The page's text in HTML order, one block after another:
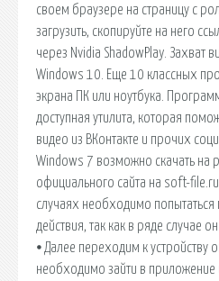
своем браузере на страницу с
загрузить, скопируйте на него
через Nvidia ShadowPlay. Захват
Windows 10. Еще 10 классных
экрана ПК или ноутбука.
доступная утилита, которая
видео из ВКонтакте и прочих
Windows 7 возможно скачать на
официального сайта на soft-
случаях необходимо попытаться
действия, так как в ряде случае
⦁ Далее переходим к устройству
необходимо зайти в